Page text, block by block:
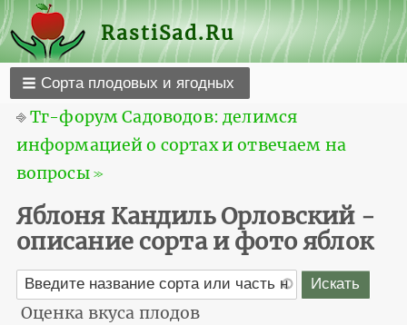
RastiSad.Ru
Сорта плодовых и ягодных
⎆Тг-форум Садоводов: делимся
информацией о сортах и отвечаем на
вопросы ≫
Яблоня Кандиль Орловский -
описание сорта и фото яблок
Оценка вкуса плодов